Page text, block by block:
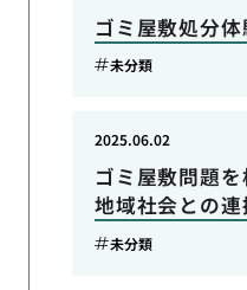
ゴミ屋敷処分
未分類
ゴミ屋敷問題を
地域社会との
2025.06.02
未分類